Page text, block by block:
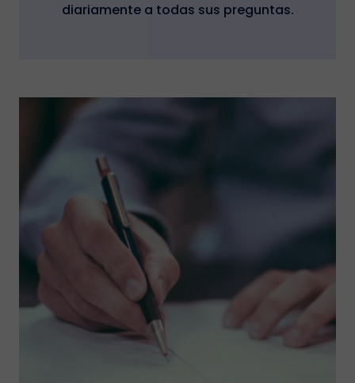
diariamente a todas sus preguntas.